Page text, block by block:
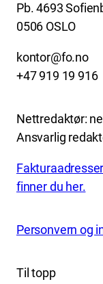
Pb. 4693
0506 OSLO
kontor@fo.no
+47 919 19 916
Nettredaktør:
Ansvarlig
finner du her.
Personvern og
Til topp